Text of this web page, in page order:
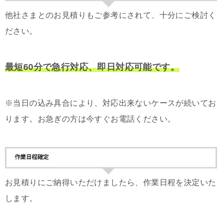
他社さまとのお見積りもご参考にされて、十分にご検討く
ださい。
最短60分で急行対応、即日対応可能です。
※当日の込み具合により、対応出来ないケースが続いてお
ります。お急ぎの方は今すぐお電話ください。
お見積りにご納得いただけましたら、作業日程を決定いた
します。